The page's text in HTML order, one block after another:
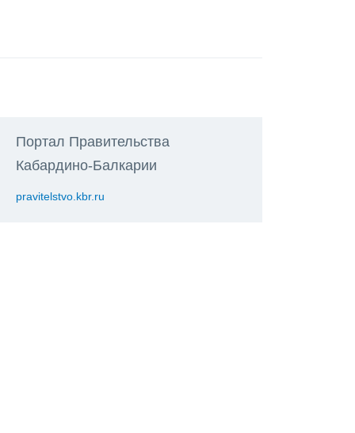
Портал Правительства
Кабардино-Балкарии
pravitelstvo.kbr.ru